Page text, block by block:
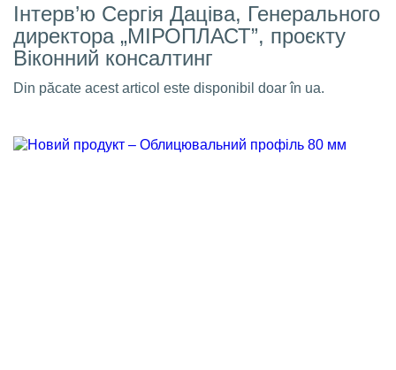
Інтерв’ю Сергія Даціва, Генерального
директора „МІРОПЛАСТ”, проєкту
Віконний консалтинг
Din păcate acest articol este disponibil doar în ua.